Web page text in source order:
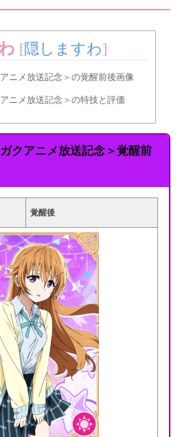
[隠しますわ]
ニメ放送記念＞の覚醒前後画像
ニメ放送記念＞の特技と評価
クアニメ放送記念＞覚醒前
覚醒後